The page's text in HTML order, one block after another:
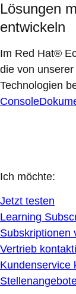
Lösungen
entwickeln
Im Red Hat®
die von
Technologien
Console
Ich möchte:
Jetzt testen
Learning
Subskriptionen
Vertrieb
Kundenservice